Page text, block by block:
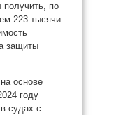
по
223 тысячи
защиты
основе
году
судах с